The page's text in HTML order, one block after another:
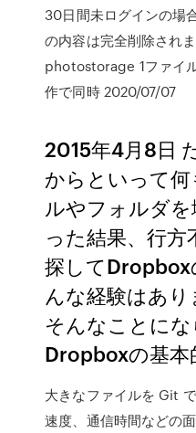
30日間未ログインの場
の内容は完全削除され
photostorage 1ファイ
作で同時 2020/07/07
2015年4月8日
からといって
ルやフォルダ
った結果、行
探して
んな経験はあ
そんなことにな
Dropboxの基本
大きなファイルを Git
速度、通信時間などの